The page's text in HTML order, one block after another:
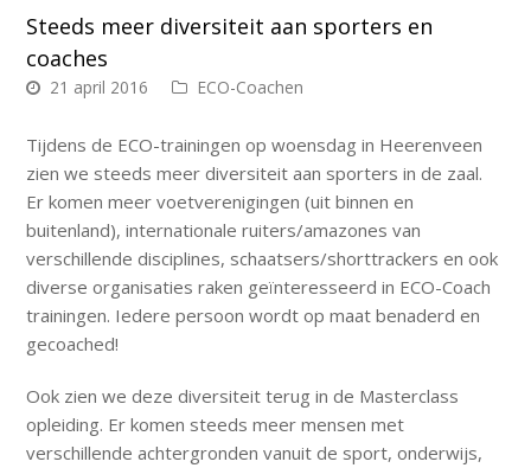
Steeds meer diversiteit aan sporters en
coaches
21 april 2016 ECO-Coachen
Tijdens de ECO-trainingen op woensdag in Heerenveen
zien we steeds meer diversiteit aan sporters in de zaal.
Er komen meer voetverenigingen (uit binnen en
buitenland), internationale ruiters/amazones van
verschillende disciplines, schaatsers/shorttrackers en ook
diverse organisaties raken geïnteresseerd in ECO-Coach
trainingen. Iedere persoon wordt op maat benaderd en
gecoached!
Ook zien we deze diversiteit terug in de Masterclass
opleiding. Er komen steeds meer mensen met
verschillende achtergronden vanuit de sport, onderwijs,